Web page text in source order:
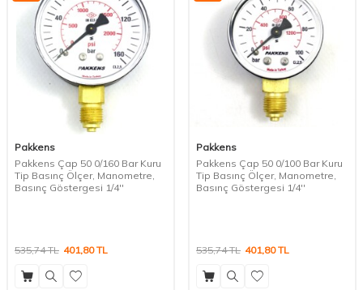
Pakkens
Pakkens Çap 50 0/160 Bar Kuru
Tip Basınç Ölçer, Manometre,
Basınç Göstergesi 1/4''
535,74TL 401,80TL
Pakkens
Pakkens Çap 50 0/100 Bar Kuru
Tip Basınç Ölçer, Manometre,
Basınç Göstergesi 1/4''
535,74TL 401,80TL